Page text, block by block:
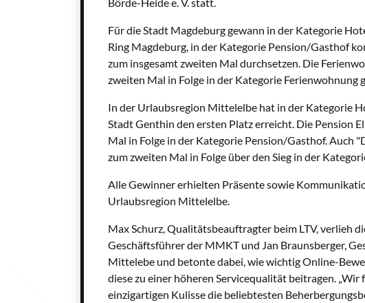
Für die Stadt Magdeburg gewann in der Kategorie
Ring Magdeburg, in der Kategorie Pension/Gasthof
zum insgesamt zweiten Mal durchsetzen. Die
zweiten Mal in Folge in der Kategorie Ferienwohnung
In der Urlaubsregion Mittelelbe hat in der Kategorie
Stadt Genthin den ersten Platz erreicht. Die Pension
Mal in Folge in der Kategorie Pension/Gasthof. Auch
zum zweiten Mal in Folge über den Sieg in der
Alle Gewinner erhielten Präsente sowie
Urlaubsregion Mittelelbe.
Max Schurz, Qualitätsbeauftragter beim LTV, verlieh
Geschäftsführer der MMKT und Jan Braunsberger,
Mittelebe und betonte dabei, wie wichtig Online-
diese zu einer höheren Servicequalität beitragen. „Wir
einzigartigen Kulisse die beliebtesten